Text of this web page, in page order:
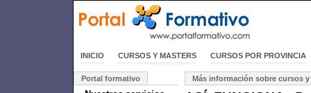
INICIO CURSOS Y MASTERS CURSOS POR PROVINCIA
Portal formativo Más información sobre cursos y